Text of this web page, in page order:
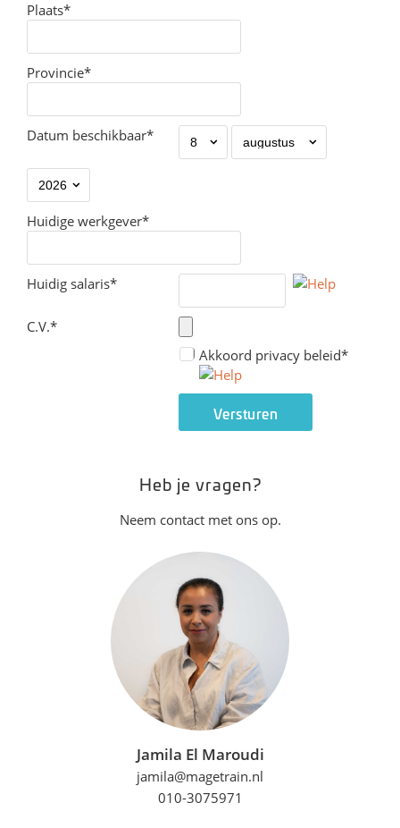
Plaats*
Provincie*
Datum beschikbaar*
Huidige werkgever*
Huidig salaris*
C.V.*
Akkoord privacy beleid*
Heb je vragen?
Neem contact met ons op.
Jamila El Maroudi
jamila@magetrain.nl
010-3075971